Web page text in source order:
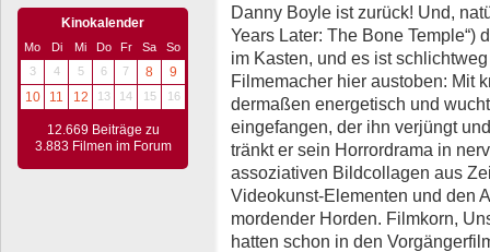
Kinokalender
Mo Di Mi Do Fr Sa
So
3
4 5 6 7 8
9
10
11 12 13 14 15 16
12.669 Beiträge zu
3.883 Filmen im Forum
Danny Boyle ist zurück! Und,
Years Later: The Bone Temple“)
im Kasten, und es ist
Filmemacher hier austoben: Mit
dermaßen energetisch und
eingefangen, der ihn verjüngt
tränkt er sein Horrordrama in
assoziativen Bildcollagen aus
Videokunst-Elementen und den
mordender Horden. Filmkorn,
hatten schon in den